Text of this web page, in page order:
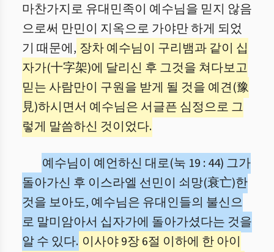
마찬가지로 유대민족이 예수님을 믿지 않음
으로써 만민이 지옥으로 가야만 하게 되었
기 때문에, 장차 예수님이 구리뱀과 같이 십
자가(十字架)에 달리신 후 그것을 쳐다보고
믿는 사람만이 구원을 받게 될 것을 예견(豫
見)하시면서 예수님은 서글픈 심정으로 그
렇게 말씀하신 것이었다.
예수님이 예언하신 대로(눅 19 : 44) 그가
돌아가신 후 이스라엘 선민이 쇠망(衰亡)한
것을 보아도, 예수님은 유대인들의 불신으
로 말미암아서 십자가에 돌아가셨다는 것을
알 수 있다. 이사야 9장 6절 이하에 한 아이